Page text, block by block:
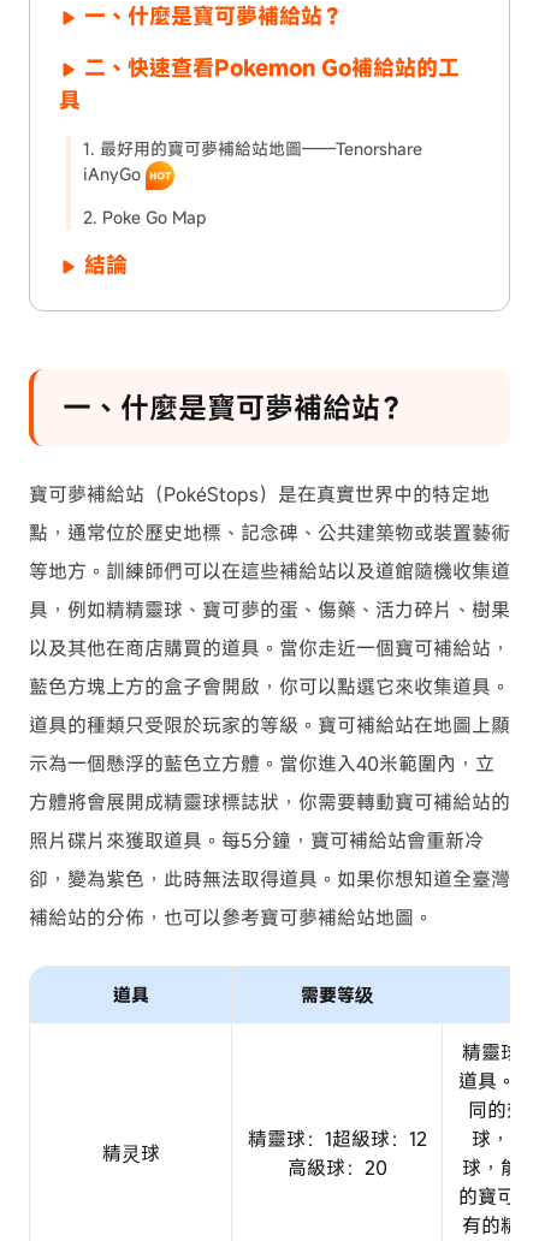
一、什麼是寶可夢補給站？
二、快速查看Pokemon Go補給站的工
具
1. 最好用的寶可夢補給站地圖——Tenorshare
iAnyGo
2. Poke Go Map
結論
一、什麼是寶可夢補給站？
寶可夢補給站（PokéStops）是在真實世界中的特定地
點，通常位於歷史地標、記念碑、公共建築物或裝置藝術
等地方。訓練師們可以在這些補給站以及道館隨機收集道
具，例如精精靈球、寶可夢的蛋、傷藥、活力碎片、樹果
以及其他在商店購買的道具。當你走近一個寶可補給站，
藍色方塊上方的盒子會開啟，你可以點選它來收集道具。
道具的種類只受限於玩家的等級。寶可補給站在地圖上顯
示為一個懸浮的藍色立方體。當你進入40米範圍內，立
方體將會展開成精靈球標誌狀，你需要轉動寶可補給站的
照片碟片來獲取道具。每5分鐘，寶可補給站會重新冷
卻，變為紫色，此時無法取得道具。如果你想知道全臺灣
補給站的分佈，也可以參考寶可夢補給站地圖。
道具 需要等级
精灵球
精靈球：1超級球：12
高級球：20
精靈球
道具。
同的效
球，如
球，能
的寶可
有的精